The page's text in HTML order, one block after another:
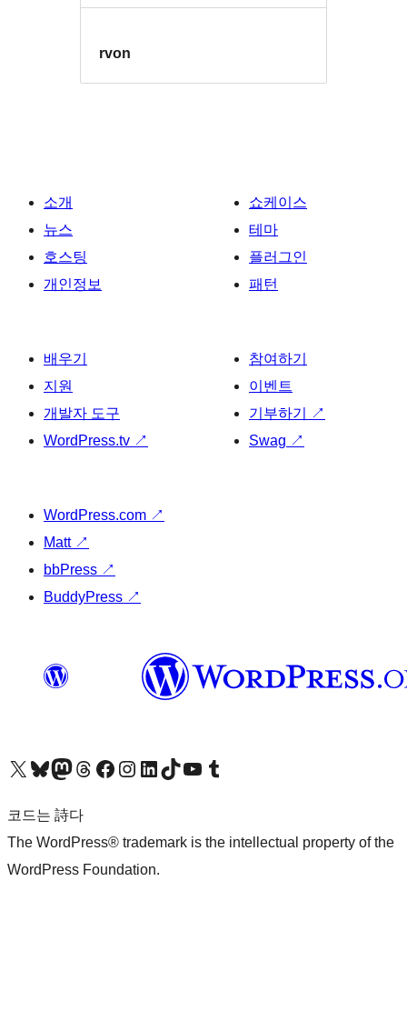
rvon
소개
뉴스
호스팅
개인정보
쇼케이스
테마
플러그인
패턴
배우기
지원
개발자 도구
WordPress.tv ↗
참여하기
이벤트
기부하기
↗
Swag ↗
WordPress.com ↗
Matt ↗
bbPress ↗
BuddyPress ↗
X(이전 트위터) 계정 방문하기블루스카이 계정 방문하기마스토돈 계정 방문하기스레드 계정 방문하기 페이스북 페이지 방문하기인스타그램 계정 방문하기 LinkedIn 계정 방문하기틱톡 계정 방문하기유튜브 채널 방문하기 텀블러 계정 방문하기
코드는 詩다
The WordPress® trademark is the intellectual property of the
WordPress Foundation.